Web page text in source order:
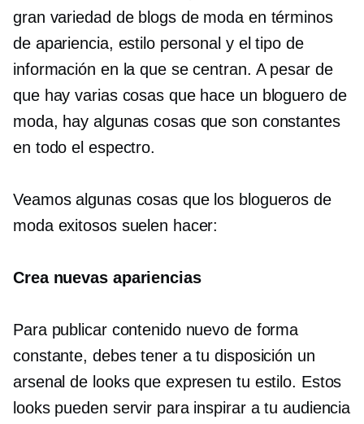
gran variedad de blogs de moda en términos
de apariencia, estilo personal y el tipo de
información en la que se centran. A pesar de
que hay varias cosas que hace un bloguero de
moda, hay algunas cosas que son constantes
en todo el espectro.
Veamos algunas cosas que los blogueros de
moda exitosos suelen hacer:
Crea nuevas apariencias
Para publicar contenido nuevo de forma
constante, debes tener a tu disposición un
arsenal de looks que expresen tu estilo. Estos
looks pueden servir para inspirar a tu audiencia